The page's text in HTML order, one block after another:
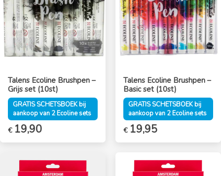
Talens Ecoline Brushpen –
Grijs set (10st)
GRATIS SCHETSBOEK bij
aankoop van 2 Ecoline sets
€ 19,90
Talens Ecoline Brushpen –
Basic set (10st)
GRATIS SCHETSBOEK bij
aankoop van 2 Ecoline sets
€ 19,95